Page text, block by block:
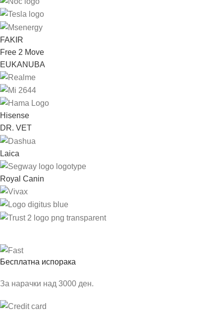
FAKIR
Free 2 Move
EUKANUBA
Hisense
DR. VET
Laica
Royal Canin
Бесплатна испорака
За нарачки над 3000 ден.